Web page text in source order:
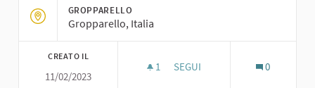
GROPPARELLO
Gropparello, Italia
CREATO IL
11/02/2023
1 1 SOSTENITORI
SEGUI 0